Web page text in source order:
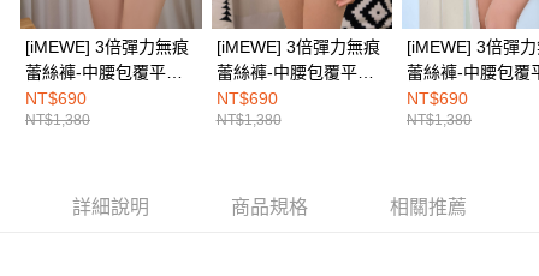
３．未成年的使用者請事先徵得法定代理人或監護人之同意方可使用
「AFTEE先享後付」，若未經同意申辦者引起之損失，本公司不負相關責
任。
４．使用「AFTEE先享後付」時，將依據個別帳號之用戶狀況，依本公司即
時審查核予不同之上限額度；若仍有額度不足之情形，本公司將視審查結果
請求用戶進行身份認證。
海外配送 查看運費
[iMEWE] 3倍彈力無痕
蕾絲褲-中腰包覆平口
內褲(2件組)-黑白時尚
NT$690
NT$1,380
[iMEWE] 3倍彈力無痕
蕾絲褲-中腰包覆平口
內褲(2件組)-紫膚花語
NT$690
NT$1,380
[iMEWE] 3倍彈
蕾絲褲-中腰包覆
內褲(2件組)-黑綠
NT$690
NT$1,380
詳細說明 商品規格 相關推薦